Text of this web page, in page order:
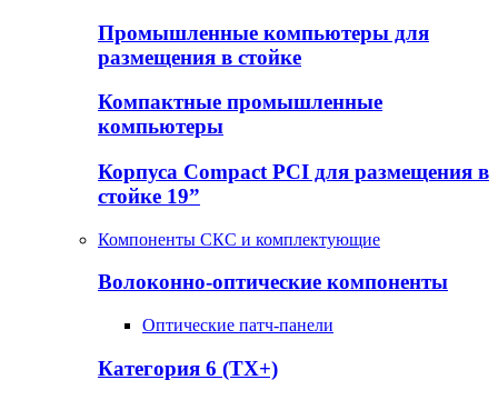
Промышленные компьютеры для
размещения в стойке
Компактные промышленные
компьютеры
Корпуса Compact PCI для размещения в
стойке 19”
Компоненты СКС и комплектующие
Волоконно-оптические компоненты
Оптические патч-панели
Категория 6 (TX+)